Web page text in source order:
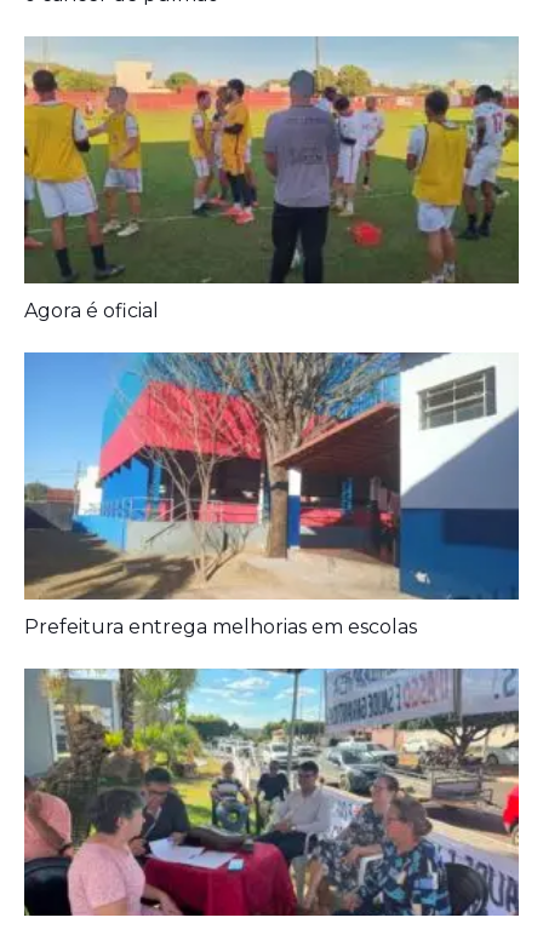
Agora é oficial
Prefeitura entrega melhorias em escolas